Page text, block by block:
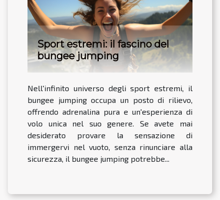
Sport estremi: il fascino del
bungee jumping
Nell'infinito universo degli sport estremi, il
bungee jumping occupa un posto di rilievo,
offrendo adrenalina pura e un'esperienza di
volo unica nel suo genere. Se avete mai
desiderato provare la sensazione di
immergervi nel vuoto, senza rinunciare alla
sicurezza, il bungee jumping potrebbe...